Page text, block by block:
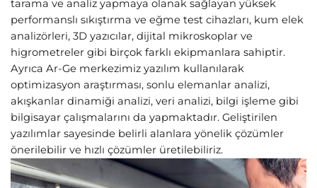
tarama ve analiz yapmaya olanak sağlayan yüksek
performanslı sıkıştırma ve eğme test cihazları, kum elek
analizörleri, 3D yazıcılar, dijital mikroskoplar ve
higrometreler gibi birçok farklı ekipmanlara sahiptir.
Ayrıca Ar-Ge merkezimiz yazılım kullanılarak
optimizasyon araştırması, sonlu elemanlar analizi,
akışkanlar dinamiği analizi, veri analizi, bilgi işleme gibi
bilgisayar çalışmalarını da yapmaktadır. Geliştirilen
yazılımlar sayesinde belirli alanlara yönelik çözümler
önerilebilir ve hızlı çözümler üretilebiliriz.